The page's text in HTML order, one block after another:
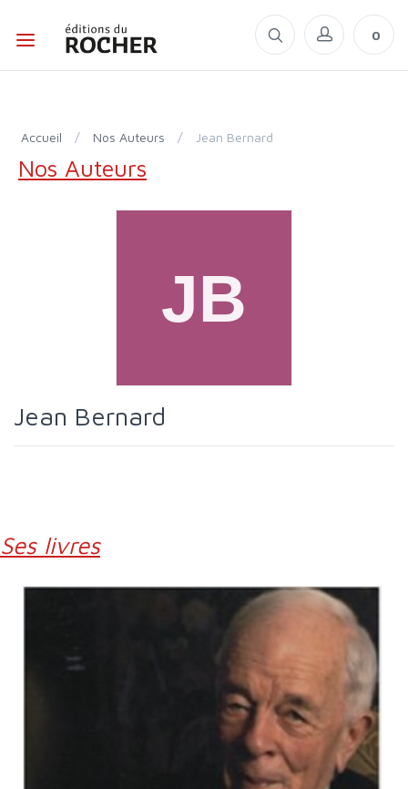
0
Accueil / Nos Auteurs / Jean Bernard
Nos Auteurs
Jean Bernard
Ses livres